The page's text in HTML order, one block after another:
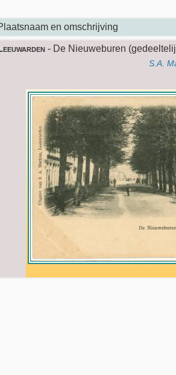
en omschrijving
- De Nieuweburen
S.A.